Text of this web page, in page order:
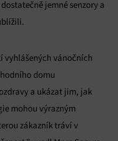
jemné senzory a
vyhlášených vánočních
domu
a ukázat jim, jak
mohou výrazným
zákazník tráví v